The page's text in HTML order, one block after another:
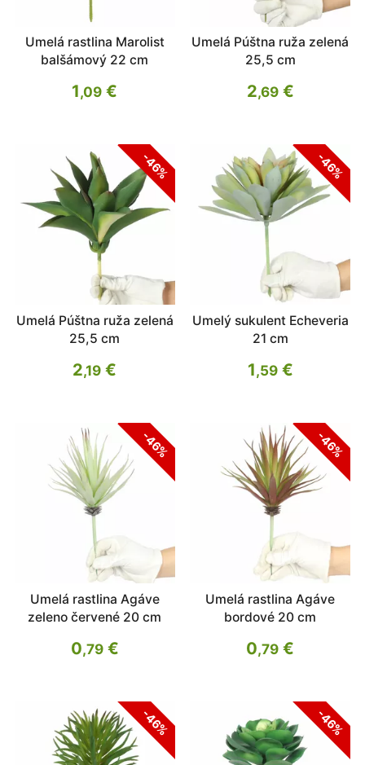
Umelá rastlina Marolist
balšámový 22 cm
1,09 €
Umelá Púštna ruža zelená
25,5 cm
2,69€
-46%
Umelá Púštna ruža zelená
25,5 cm
2,19 €
-46%
Umelý sukulent Echeveria
21 cm
1,59€
-46%
Umelá rastlina Agáve
zeleno červené 20 cm
0,79€
-46%
Umelá rastlina Agáve
bordové 20 cm
0,79 €
-46% -46%